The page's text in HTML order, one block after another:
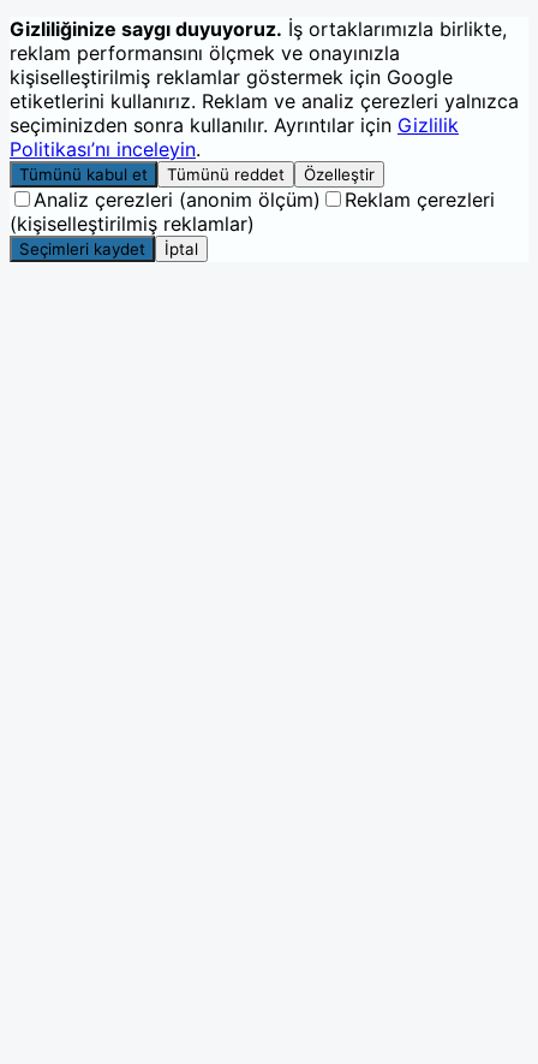
Gizliliğinize saygı duyuyoruz. İş ortaklarımızla birlikte,
reklam performansını ölçmek ve onayınızla
kişiselleştirilmiş reklamlar göstermek için Google
etiketlerini kullanırız. Reklam ve analiz çerezleri yalnızca
seçiminizden sonra kullanılır. Ayrıntılar için Gizlilik
Politikası’nı inceleyin.
Tümünü kabul et Tümünü reddet Özelleştir
Analiz çerezleri (anonim ölçüm)
Reklam çerezleri
(kişiselleştirilmiş reklamlar)
Seçimleri kaydet İptal